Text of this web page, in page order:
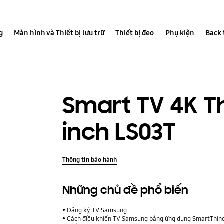
Màn hình và Thiết bị lưu trữ Thiết bị đeo Phụ kiện
Smart TV 4K
inch LS03T
Thông tin bảo hành
Những chủ đề phổ biến
Đăng ký TV Samsung
Cách điều khiển TV Samsung bằng ứng dụng